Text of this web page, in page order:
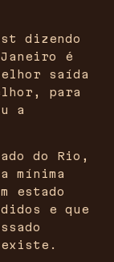
dizendo
é
saída
para
a
do Rio,
mínima
estado
e que
existe.